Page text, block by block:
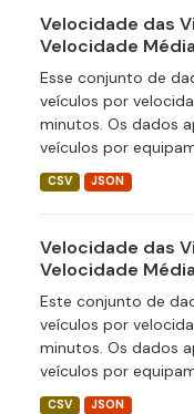
Velocidade das
Velocidade
Esse conjunto de
veículos por
minutos. Os dados
veículos por
CSV JSON
Velocidade das
Velocidade
Este conjunto de
veículos por
minutos. Os dados
veículos por
CSV JSON